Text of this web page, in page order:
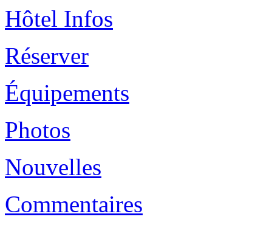
Hôtel Infos
Réserver
Équipements
Photos
Nouvelles
Commentaires